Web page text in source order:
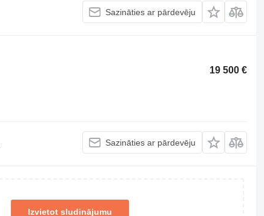
Sazināties ar pārdevēju
19 500 €
Sazināties ar pārdevēju
Izvietot sludinājumu